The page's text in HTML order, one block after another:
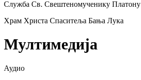
Служба Св. Свештеномученику Платону
Храм Христа Спаситеља Бања Лука
Мултимедија
Аудио